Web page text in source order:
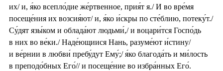
их/ и, я́ко всепло́дие же́ртвенное, прия́т я./ И во вре́мя
посеще́ния их возсия́ют/ и, я́ко и́скры по сте́блию, потеку́т./
Су́дят язы́ком и облада́ют людьми́,/ и воцари́тся Госпо́дь
в них во ве́ки./ Наде́ющиися Нань, разуме́ют и́стину/
и ве́рнии в любви́ пребу́дут Ему́;/ я́ко благода́ть и ми́лость
в преподо́бных Его́// и посеще́ние во избра́нных Его́.